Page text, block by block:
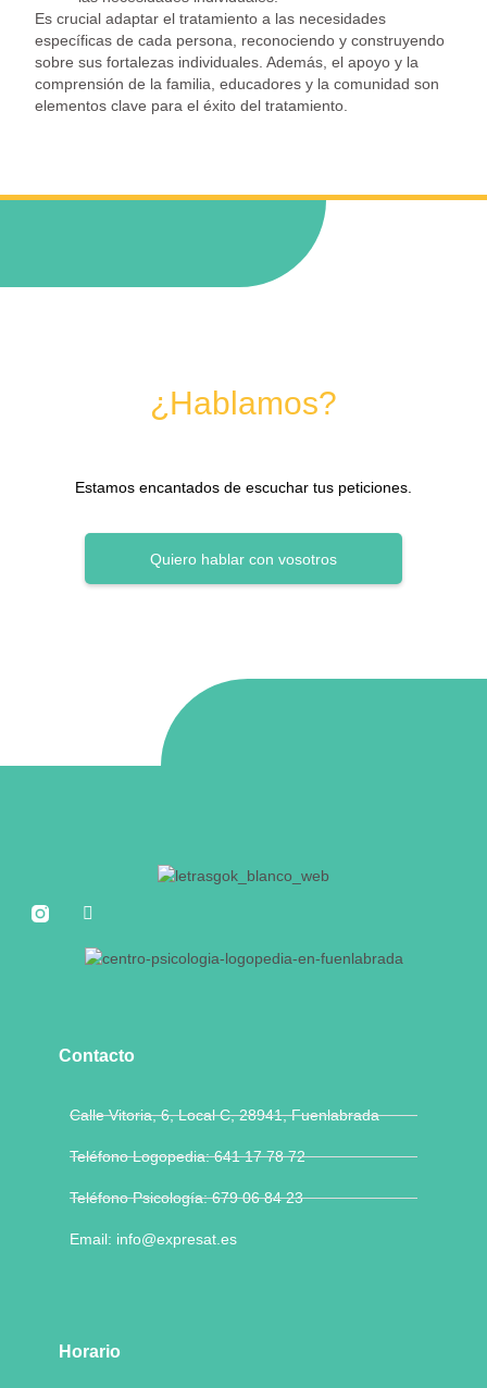
Es crucial adaptar el tratamiento a las necesidades
específicas de cada persona, reconociendo y construyendo
sobre sus fortalezas individuales. Además, el apoyo y la
comprensión de la familia, educadores y la comunidad son
elementos clave para el éxito del tratamiento.
¿Hablamos?
Estamos encantados de escuchar tus peticiones.
Quiero hablar con vosotros
Contacto
Calle Vitoria, 6, Local C, 28941, Fuenlabrada
Teléfono Logopedia: 641 17 78 72
Teléfono Psicología: 679 06 84 23
Email: info@expresat.es
Horario